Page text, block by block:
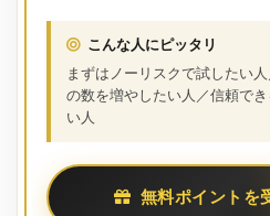
こんな人にピッタリ
まずはノーリスクで試したい
の数を増やしたい人／信頼で
い人
無料ポイントを